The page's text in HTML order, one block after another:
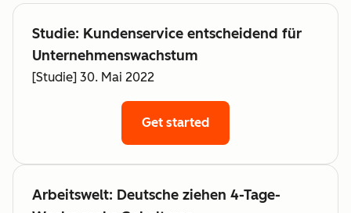
Studie: Kundenservice entscheidend für
Unternehmenswachstum
[Studie] 30. Mai 2022
Get started
Arbeitswelt: Deutsche ziehen 4-Tage-